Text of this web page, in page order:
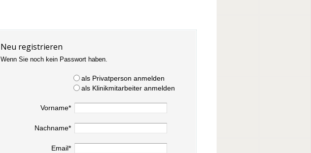
Neu registrieren
Wenn Sie noch kein Passwort haben.
als Privatperson anmelden
als Klinikmitarbeiter anmelden
Vorname*
Nachname*
Email*